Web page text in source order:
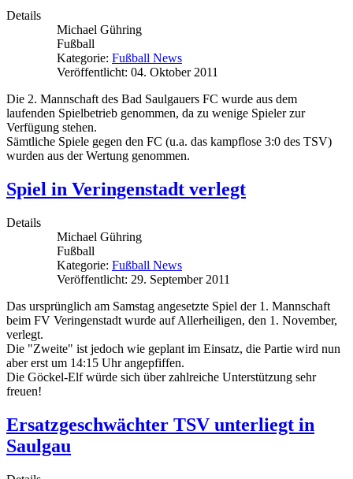
Details
Michael Gühring
Fußball
Kategorie: Fußball News
Veröffentlicht: 04. Oktober 2011
Die 2. Mannschaft des Bad Saulgauers FC wurde aus dem
laufenden Spielbetrieb genommen, da zu wenige Spieler zur
Verfügung stehen.
Sämtliche Spiele gegen den FC (u.a. das kampflose 3:0 des TSV)
wurden aus der Wertung genommen.
Spiel in Veringenstadt verlegt
Details
Michael Gühring
Fußball
Kategorie: Fußball News
Veröffentlicht: 29. September 2011
Das ursprünglich am Samstag angesetzte Spiel der 1. Mannschaft
beim FV Veringenstadt wurde auf Allerheiligen, den 1. November,
verlegt.
Die "Zweite" ist jedoch wie geplant im Einsatz, die Partie wird nun
aber erst um 14:15 Uhr angepfiffen.
Die Göckel-Elf würde sich über zahlreiche Unterstützung sehr
freuen!
Ersatzgeschwächter TSV unterliegt in
Saulgau